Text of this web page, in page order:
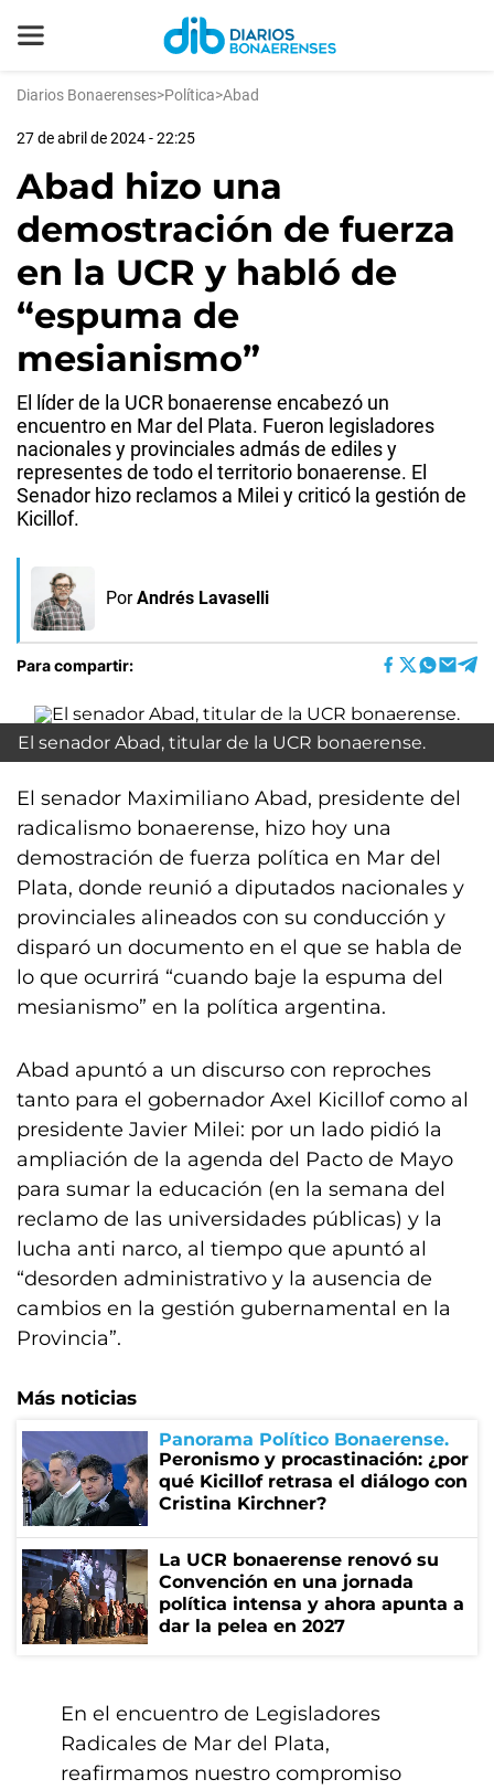
Diarios Bonaerenses>Política>Abad
27 de abril de 2024 - 22:25
Abad hizo una
demostración de fuerza
en la UCR y habló de
“espuma de
mesianismo”
El líder de la UCR bonaerense encabezó un
encuentro en Mar del Plata. Fueron legisladores
nacionales y provinciales admás de ediles y
representes de todo el territorio bonaerense. El
Senador hizo reclamos a Milei y criticó la gestión de
Kicillof.
Por Andrés Lavaselli
Para compartir:
El senador Abad, titular de la UCR bonaerense.
El senador Maximiliano Abad, presidente del
radicalismo bonaerense, hizo hoy una
demostración de fuerza política en Mar del
Plata, donde reunió a diputados nacionales y
provinciales alineados con su conducción y
disparó un documento en el que se habla de
lo que ocurrirá “cuando baje la espuma del
mesianismo” en la política argentina.
Abad apuntó a un discurso con reproches
tanto para el gobernador Axel Kicillof como al
presidente Javier Milei: por un lado pidió la
ampliación de la agenda del Pacto de Mayo
para sumar la educación (en la semana del
reclamo de las universidades públicas) y la
lucha anti narco, al tiempo que apuntó al
“desorden administrativo y la ausencia de
cambios en la gestión gubernamental en la
Provincia”.
Más noticias
Panorama Político Bonaerense
Peronismo y procastinación: ¿por
qué Kicillof retrasa el diálogo con
Cristina Kirchner?
La UCR bonaerense renovó su
Convención en una jornada
política intensa y ahora apunta a
dar la pelea en 2027
En el encuentro de Legisladores
Radicales de Mar del Plata,
reafirmamos nuestro compromiso